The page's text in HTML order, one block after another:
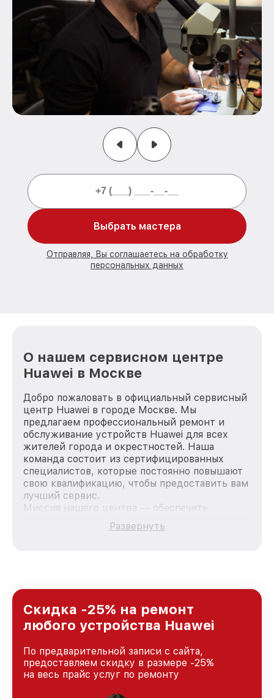
Выбрать мастера
Отправляя, Вы соглашаетесь на обработку
персональных данных
О нашем сервисном центре
Huawei в Москве
Добро пожаловать в официальный сервисный
центр Huawei в городе Москве. Мы
предлагаем профессиональный ремонт и
обслуживание устройств Huawei для всех
жителей города и окрестностей. Наша
команда состоит из сертифицированных
специалистов, которые постоянно повышают
свою квалификацию, чтобы предоставить вам
лучший сервис.
Миссия нашего центра — обеспечить
качественный и доступный ремонт для
каждого пользователя продукции Huawei, вне
Москве, постоянно повышая уровень доверия
и лояльности наших клиентов.
Развернуть
Скидка -25% на ремонт
любого устройства Huawei
По предварительной записи с сайта,
предоставляем скидку в размере -25%
на весь прайс услуг по ремонту